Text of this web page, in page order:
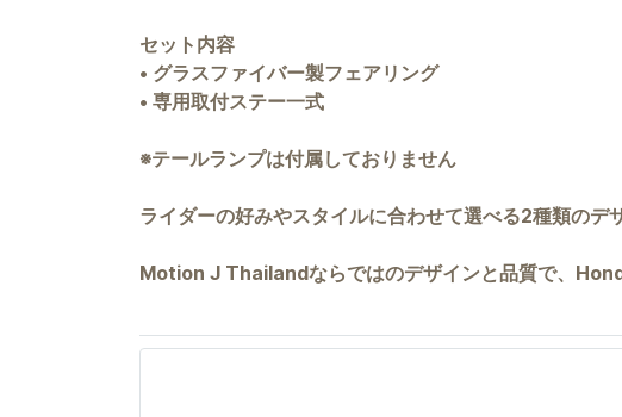
セット内容
• グラスファイバー製フェアリング
• 専用取付ステー一式
※テールランプは付属しておりません
ライダーの好みやスタイルに合わせて選べる2種類のデ
Motion J Thailandならではのデザインと品質で、